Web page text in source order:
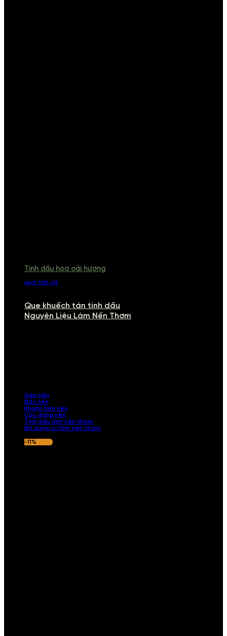
Tinh dầu hoa oải hương
xem tất cả
Que khuếch tán tinh dầu
Nguyên Liệu Làm Nến Thơm
Sáp nến
Bấc nến
Khuôn làm nến
Cốc đựng nến
Tinh dầu làm nến thơm
Bộ dụng cụ làm nến thơm
-11%